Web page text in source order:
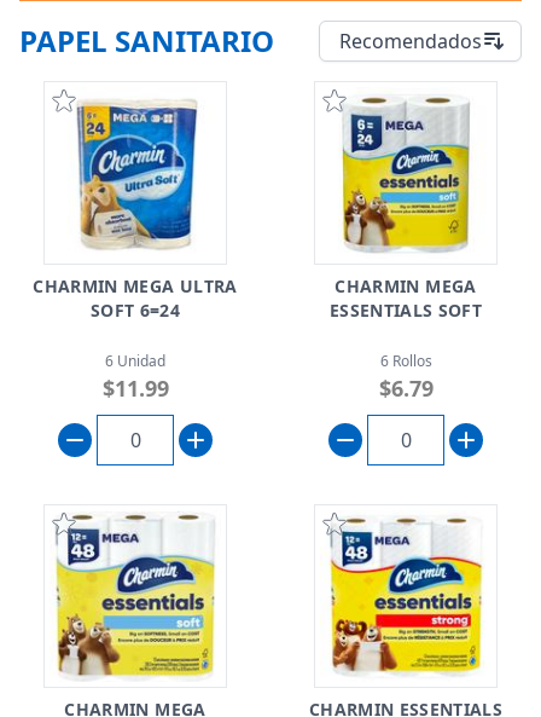
PAPEL SANITARIO Recomendados
CHARMIN MEGA ULTRA
SOFT 6=24
6 Unidad
$11.99
CHARMIN MEGA
ESSENTIALS SOFT
6 Rollos
$6.79
CHARMIN MEGA
CHARMIN ESSENTIALS